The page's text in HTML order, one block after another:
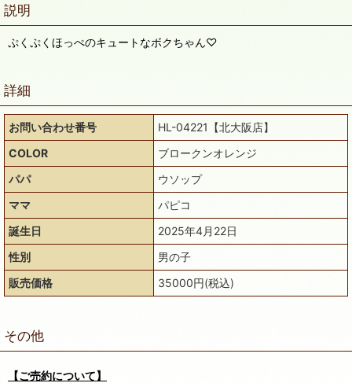
説明
ぷくぷくほっぺのキュートなボクちゃん♡
詳細
お問い合わせ番号
HL-04221【北大阪店】
COLOR
ブロークンオレンジ
パパ
ウソップ
ママ
パピコ
誕生日
2025年4月22日
性別
男の子
販売価格
35000円(税込)
その他
【ご売約について】